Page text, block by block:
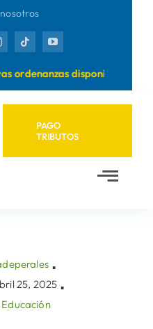
ordenanzas disponibles
PAGO
TRIBUTOS
▪
25, 2025 ▪
Educación